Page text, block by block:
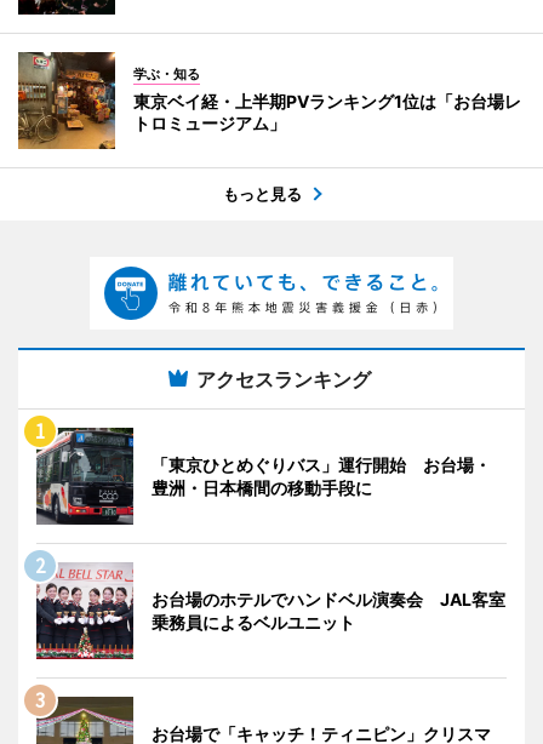
学ぶ・知る
東京ベイ経・上半期PVランキング1位は「お台場レ
トロミュージアム」
もっと見る
アクセスランキング
「東京ひとめぐりバス」運行開始 お台場・
豊洲・日本橋間の移動手段に
お台場のホテルでハンドベル演奏会 JAL客室
乗務員によるベルユニット
お台場で「キャッチ！ティニピン」クリスマ